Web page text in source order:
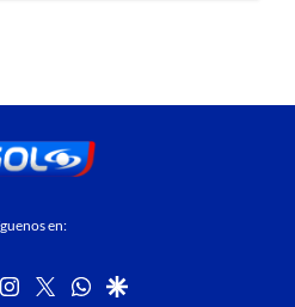
en:
instagram
twitterwhatsapp
google